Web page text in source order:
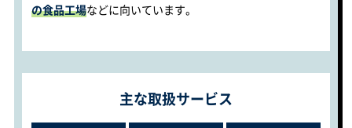
の食品工場などに向いています。
主な取扱サービス